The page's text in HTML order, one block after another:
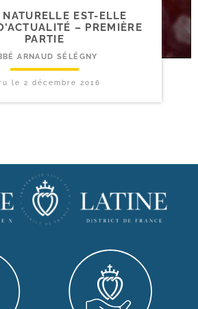
EST-​ELLE
– PREMIÈRE
PARTIE
ARNAUD SÉLÉGNY
le2 décembre 2016